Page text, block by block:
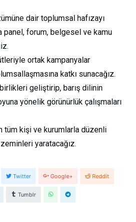
dair toplumsal hafızayı
panel, forum, belgesel ve kamu
ortak kampanyalar
katkı sunacağız.
geliştirip, barış dilinin
yönelik görünürlük çalışmaları
tüm kişi ve kurumlarla düzenli
yaratacağız.
Twitter Google+ Reddit
Tumblr